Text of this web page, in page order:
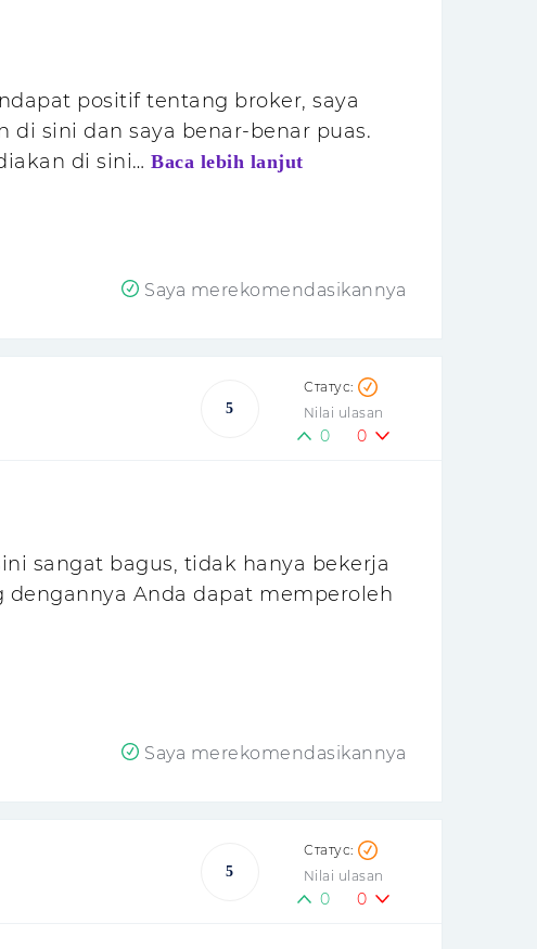
positif tentang broker, saya
sini dan saya benar-benar puas.
di sini… Baca lebih lanjut
Saya merekomendasikannya
5 Nilai ulasan
0 0
sangat bagus, tidak hanya bekerja
Anda dapat memperoleh
Saya merekomendasikannya
5 Nilai ulasan
0 0